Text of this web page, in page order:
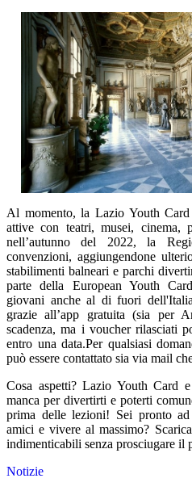
Al momento, la Lazio Youth
attive con teatri, musei, cinema,
nell’autunno del 2022, la
convenzioni, aggiungendone
stabilimenti balneari e parchi
parte della European Youth
giovani anche al di fuori
grazie all’app gratuita (sia per
scadenza, ma i voucher rilasciati
entro una data.Per qualsiasi
può essere contattato sia via mail
Cosa aspetti? Lazio Youth Card
manca per divertirti e poterti
prima delle lezioni! Sei pronto ad
amici e vivere al massimo?
indimenticabili senza prosciugare il
Notizie